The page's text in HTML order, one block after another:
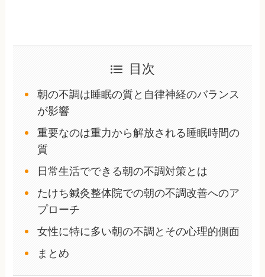
目次
朝の不調は睡眠の質と自律神経のバランス
が影響
重要なのは重力から解放される睡眠時間の
質
日常生活でできる朝の不調対策とは
たけち鍼灸整体院での朝の不調改善へのア
プローチ
女性に特に多い朝の不調とその心理的側面
まとめ